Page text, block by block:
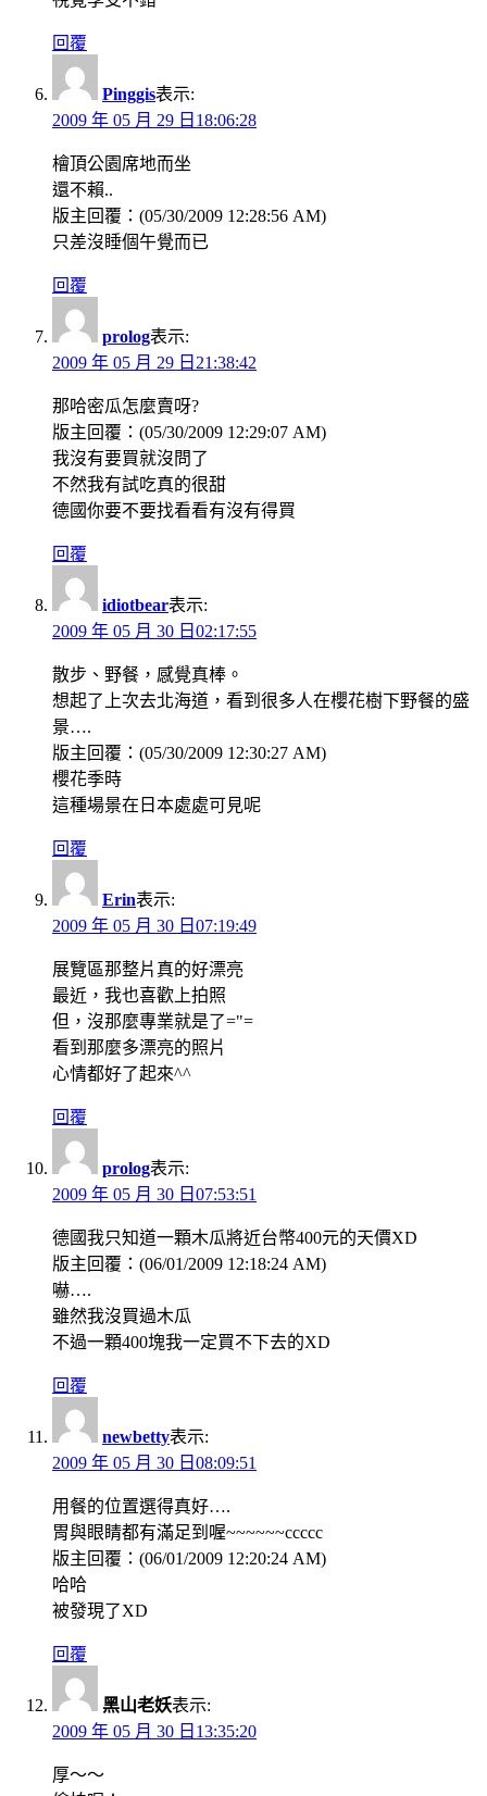
回覆
Pinggis表示:
2009 年 05 月 29 日18:06:28
檜頂公園席地而坐
還不賴..
版主回覆：(05/30/2009 12:28:56 AM)
只差沒睡個午覺而已
回覆
prolog表示:
2009 年 05 月 29 日21:38:42
那哈密瓜怎麼賣呀?
版主回覆：(05/30/2009 12:29:07 AM)
我沒有要買就沒問了
不然我有試吃真的很甜
德國你要不要找看看有沒有得買
回覆
idiotbear表示:
2009 年 05 月 30 日02:17:55
散步、野餐，感覺真棒。
想起了上次去北海道，看到很多人在櫻花樹下野餐的盛
景….
版主回覆：(05/30/2009 12:30:27 AM)
櫻花季時
這種場景在日本處處可見呢
回覆
Erin表示:
2009 年 05 月 30 日07:19:49
展覽區那整片真的好漂亮
最近，我也喜歡上拍照
但，沒那麼專業就是了="=
看到那麼多漂亮的照片
心情都好了起來^^
回覆
prolog表示:
2009 年 05 月 30 日07:53:51
德國我只知道一顆木瓜將近台幣400元的天價XD
版主回覆：(06/01/2009 12:18:24 AM)
嚇….
雖然我沒買過木瓜
不過一顆400塊我一定買不下去的XD
回覆
newbetty表示:
2009 年 05 月 30 日08:09:51
用餐的位置選得真好….
胃與眼睛都有滿足到喔~~~~~~ccccc
版主回覆：(06/01/2009 12:20:24 AM)
哈哈
被發現了XD
回覆
黑山老妖表示:
2009 年 05 月 30 日13:35:20
厚～～